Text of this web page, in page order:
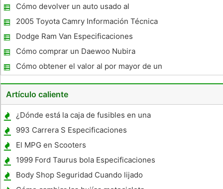
Información en Missouri
Cómo devolver un auto usado al
distribuidor
2005 Toyota Camry Información Técnica
Dodge Ram Van Especificaciones
Cómo comprar un Daewoo Nubira
Cómo obtener el valor al por mayor de un
vehículo
Artículo caliente
¿Dónde está la caja de fusibles en una
Harley Davidson Fatboy 1999 ?
993 Carrera S Especificaciones
El MPG en Scooters
1999 Ford Taurus bola Especificaciones
comunes de par
Body Shop Seguridad Cuando lijado